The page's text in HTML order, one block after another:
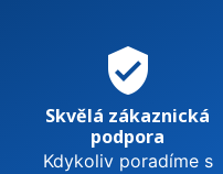
verified_user
Skvělá zákaznická
podpora
Kdykoliv poradíme s